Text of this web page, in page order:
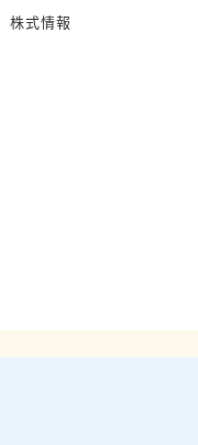
株式情報